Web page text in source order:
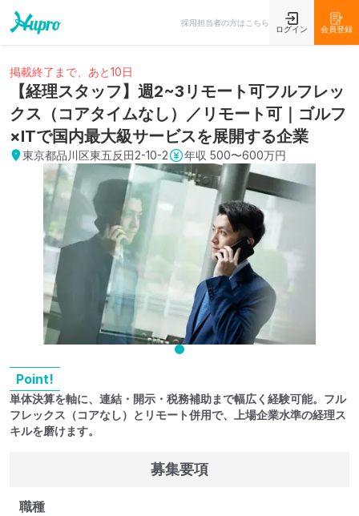
採用担当者の方はこちら
ログイン 会員登録
掲載終了まで、あと10日
【経理スタッフ】週2~3リモート可フルフレッ
クス（コアタイムなし）／リモート可｜ゴルフ
×ITで国内最大級サービスを展開する企業
東京都品川区東五反田2-10-2 年収 500〜600万円
Point!
単体決算を軸に、連結・開示・税務補助まで幅広く経験可能。フル
フレックス（コアなし）とリモート併用で、上場企業水準の経理ス
キルを磨けます。
募集要項
職種